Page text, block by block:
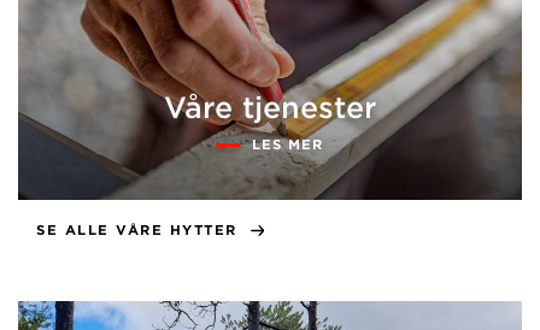
Våre tjenester
LES MER
SE ALLE VÅRE HYTTER